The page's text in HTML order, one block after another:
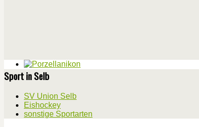
Sport in Selb
SV Union Selb
Eishockey
sonstige Sportarten